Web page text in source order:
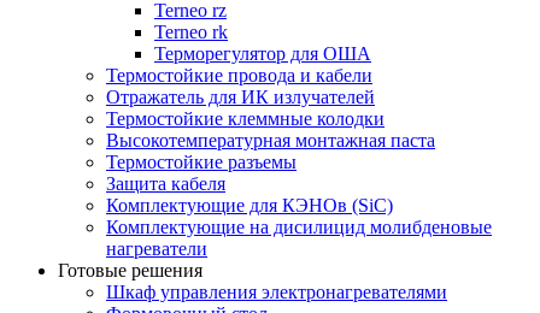
Terneo rz
Terneo rk
Терморегулятор для ОША
Термостойкие провода и кабели
Отражатель для ИК излучателей
Термостойкие клеммные колодки
Высокотемпературная монтажная паста
Термостойкие разъемы
Защита кабеля
Комплектующие для КЭНОв (SiC)
Комплектующие на дисилицид молибденовые
нагреватели
Готовые решения
Шкаф управления электронагревателями